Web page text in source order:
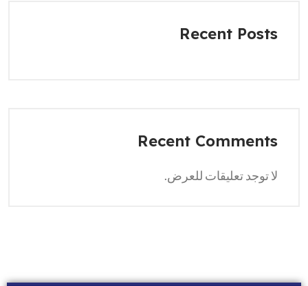
Recent Posts
Recent Comments
لا توجد تعليقات للعرض.